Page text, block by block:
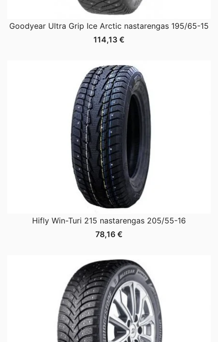
Goodyear Ultra Grip Ice Arctic nastarengas 195/65-15
114,13 €
Hifly Win-Turi 215 nastarengas 205/55-16
78,16 €